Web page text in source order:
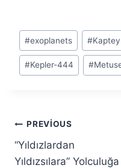
Post
Tags:
#exoplanets #
#Kepler-444 #
Yazı
gezinmesi
PREVIOUS
“Yıldızlardan
Yıldızsılara” Yolculuğa